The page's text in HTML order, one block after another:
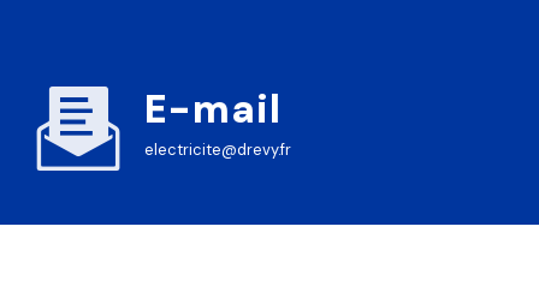
E-mail
electricite@drevy.fr